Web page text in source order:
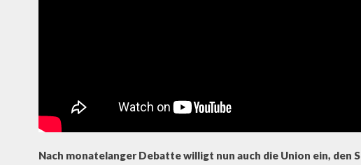
Nach monatelanger Debatte willigt nun auch die Union ein,